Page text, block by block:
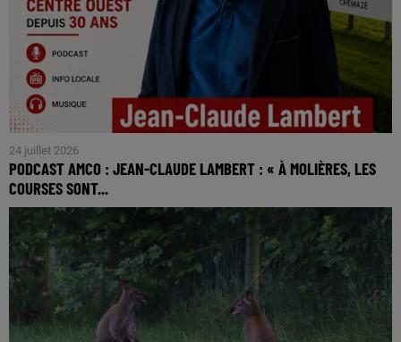
24 juillet 2026
PODCAST AMCO : JEAN-CLAUDE LAMBERT : « À MOLIÈRES, LES
COURSES SONT...